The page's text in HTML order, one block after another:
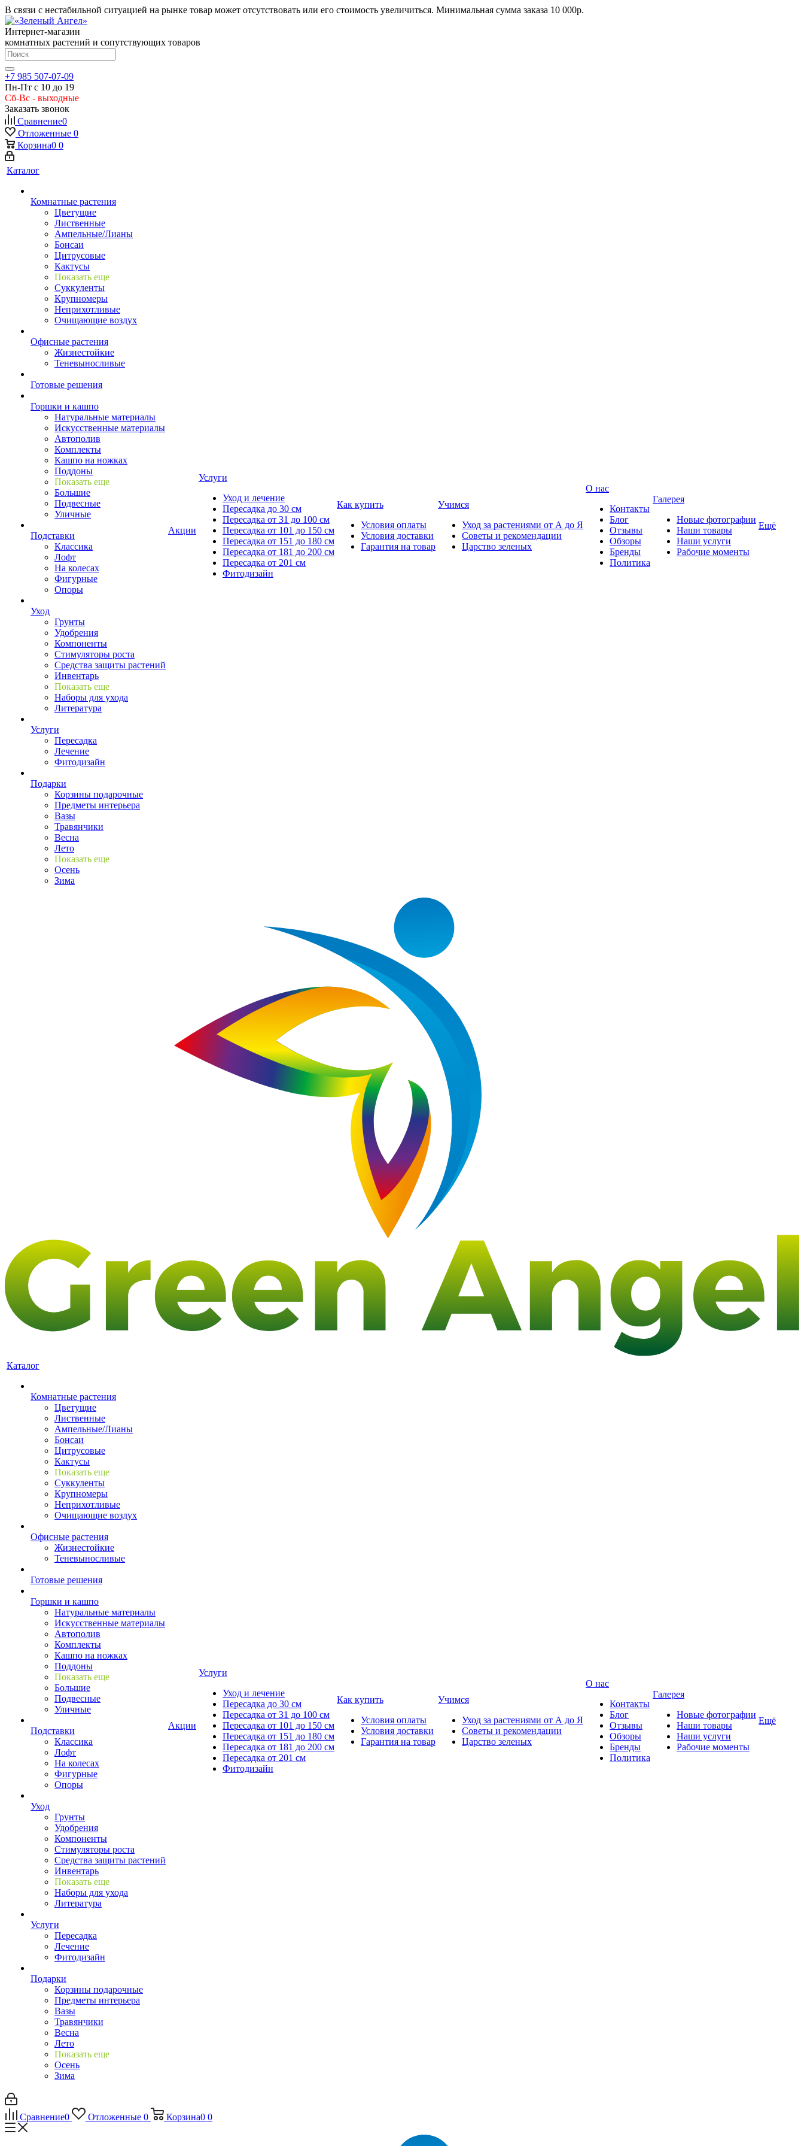
В связи с нестабильной ситуацией на рынке товар может отсутствовать или его стоимость увеличиться. Минимальная сумма заказа 10 000р.
Интернет-магазин
комнатных растений и сопутствующих товаров
+7 985 507-07-09
Пн-Пт с 10 до 19
Сб-Вс - выходные
Заказать звонок
Сравнение0
Отложенные 0
Корзина0 0
Каталог
Комнатные растения
Цветущие
Лиственные
Ампельные/Лианы
Бонсаи
Цитрусовые
Кактусы
Показать еще
Суккуленты
Крупномеры
Неприхотливые
Очищающие воздух
Офисные растения
Жизнестойкие
Теневыносливые
Готовые решения
Горшки и кашпо
Натуральные материалы
Искусственные материалы
Автополив
Комплекты
Кашпо на ножках
Поддоны
Показать еще
Большие
Подвесные
Уличные
Подставки
Классика
Лофт
На колесах
Фигурные
Опоры
Уход
Грунты
Удобрения
Компоненты
Стимуляторы роста
Средства защиты растений
Инвентарь
Показать еще
Наборы для ухода
Литература
Услуги
Пересадка
Лечение
Фитодизайн
Подарки
Корзины подарочные
Предметы интерьера
Вазы
Травянчики
Весна
Лето
Показать еще
Осень
Зима
Акции
Услуги
Уход и лечение
Пересадка до 30 см
Пересадка от 31 до 100 см
Пересадка от 101 до 150 см
Пересадка от 151 до 180 см
Пересадка от 181 до 200 см
Пересадка от 201 см
Фитодизайн
Как купить
Условия оплаты
Условия доставки
Гарантия на товар
Учимся
Уход за растениями от А до Я
Советы и рекомендации
Царство зеленых
О нас
Контакты
Блог
Отзывы
Обзоры
Бренды
Политика
Галерея
Новые фотографии
Наши товары
Наши услуги
Рабочие моменты
Ещё
Каталог
Комнатные растения
Цветущие
Лиственные
Ампельные/Лианы
Бонсаи
Цитрусовые
Кактусы
Показать еще
Суккуленты
Крупномеры
Неприхотливые
Очищающие воздух
Офисные растения
Жизнестойкие
Теневыносливые
Готовые решения
Горшки и кашпо
Натуральные материалы
Искусственные материалы
Автополив
Комплекты
Кашпо на ножках
Поддоны
Показать еще
Большие
Подвесные
Уличные
Подставки
Классика
Лофт
На колесах
Фигурные
Опоры
Уход
Грунты
Удобрения
Компоненты
Стимуляторы роста
Средства защиты растений
Инвентарь
Показать еще
Наборы для ухода
Литература
Услуги
Пересадка
Лечение
Фитодизайн
Подарки
Корзины подарочные
Предметы интерьера
Вазы
Травянчики
Весна
Лето
Показать еще
Осень
Зима
Акции
Услуги
Уход и лечение
Пересадка до 30 см
Пересадка от 31 до 100 см
Пересадка от 101 до 150 см
Пересадка от 151 до 180 см
Пересадка от 181 до 200 см
Пересадка от 201 см
Фитодизайн
Как купить
Условия оплаты
Условия доставки
Гарантия на товар
Учимся
Уход за растениями от А до Я
Советы и рекомендации
Царство зеленых
О нас
Контакты
Блог
Отзывы
Обзоры
Бренды
Политика
Галерея
Новые фотографии
Наши товары
Наши услуги
Рабочие моменты
Ещё
Сравнение0 Отложенные 0 Корзина0 0